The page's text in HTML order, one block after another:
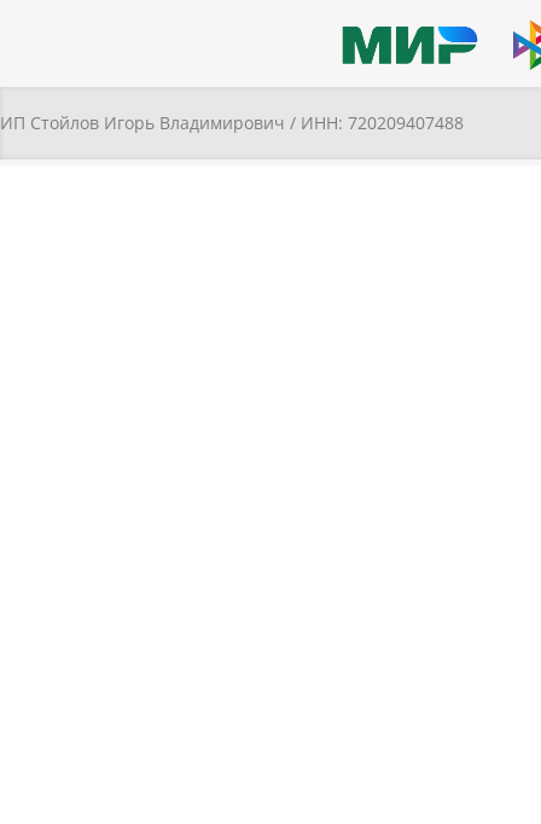
ИП Стойлов Игорь Владимирович / ИНН: 720209407488